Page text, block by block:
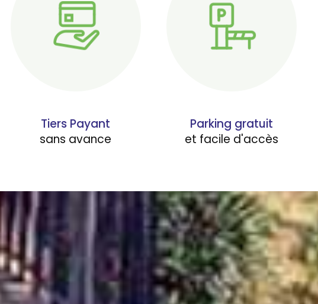
Tiers Payant
sans avance
Parking gratuit
et facile d'accès